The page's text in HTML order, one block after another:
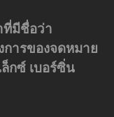
ที่มีชื่อว่า
ารของจดหมาย
ล็กซ์ เบอร์ซิ่น